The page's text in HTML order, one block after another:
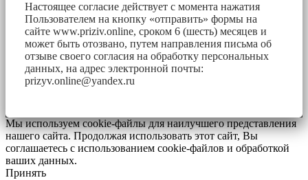
Настоящее согласие действует с момента нажатия
Пользователем на кнопку «отправить» формы на
сайте www.priziv.online, сроком 6 (шесть) месяцев и
может быть отозвано, путем направления письма об
отзыве своего согласия на обработку персональных
данных, на адрес электронной почты:
prizyv.online@yandex.ru
Мы используем cookie-файлы для наилучшего представления
нашего сайта. Продолжая использовать этот сайт, Вы
соглашаетесь с использованием cookie-файлов и обработкой
ваших данных.
Принять